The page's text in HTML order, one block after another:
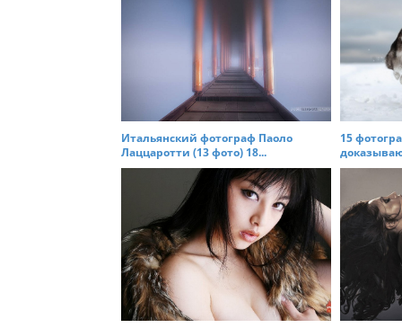
Итальянский фотограф Паоло
Лаццаротти (13 фото) 18...
15